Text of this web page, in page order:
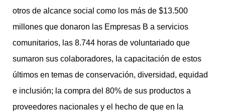
otros de alcance social como los más de $13.500
millones que donaron las Empresas B a servicios
comunitarios, las 8.744 horas de voluntariado que
sumaron sus colaboradores, la capacitación de estos
últimos en temas de conservación, diversidad, equidad
e inclusión; la compra del 80% de sus productos a
proveedores nacionales y el hecho de que en la